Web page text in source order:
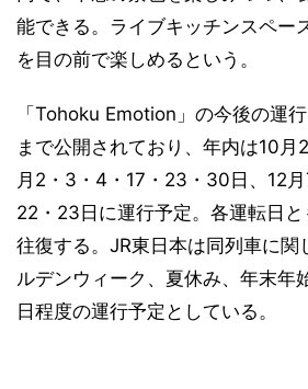
能できる。ライブキッチンスペー
を目の前で楽しめるという。
「Tohoku Emotion」の今後の運
まで公開されており、年内は10月
月2・3・4・17・23・30日、12月
22・23日に運行予定。各運転日と
往復する。JR東日本は同列車に関
ルデンウィーク、夏休み、年末年
日程度の運行予定としている。